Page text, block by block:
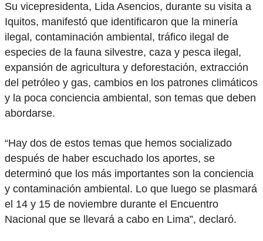
Su vicepresidenta, Lida Asencios, durante su visita a
Iquitos, manifestó que identificaron que la minería
ilegal, contaminación ambiental, tráfico ilegal de
especies de la fauna silvestre, caza y pesca ilegal,
expansión de agricultura y deforestación, extracción
del petróleo y gas, cambios en los patrones climáticos
y la poca conciencia ambiental, son temas que deben
abordarse.
“Hay dos de estos temas que hemos socializado
después de haber escuchado los aportes, se
determinó que los más importantes son la conciencia
y contaminación ambiental. Lo que luego se plasmará
el 14 y 15 de noviembre durante el Encuentro
Nacional que se llevará a cabo en Lima”, declaró.